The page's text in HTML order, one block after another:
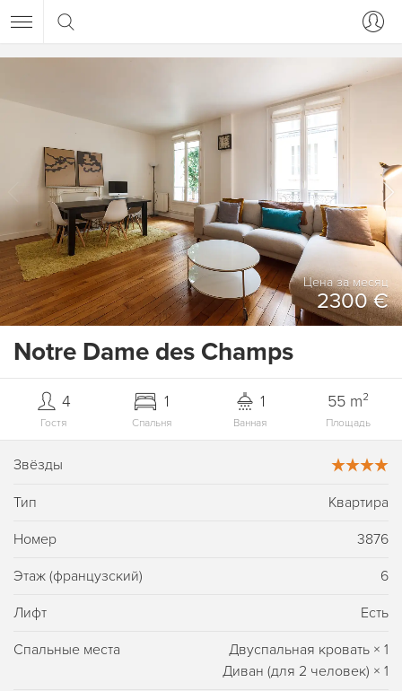
Цена за месяц
2300 €
Notre Dame des Champs
Гостя
4
Спальня
1
Ванная
1
Площадь
55 m²
Звёзды
Тип Квартира
Номер 3876
Этаж (французский) 6
Лифт Есть
Спальные места Двуспальная кровать × 1
Диван (для 2 человек) × 1